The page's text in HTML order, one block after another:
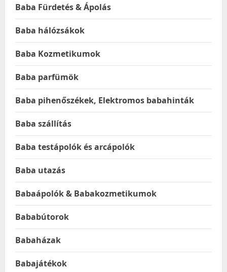
Baba Fürdetés & Ápolás
Baba hálózsákok
Baba Kozmetikumok
Baba parfümök
Baba pihenőszékek, Elektromos babahinták
Baba szállítás
Baba testápolók és arcápolók
Baba utazás
Babaápolók & Babakozmetikumok
Bababútorok
Babaházak
Babajátékok